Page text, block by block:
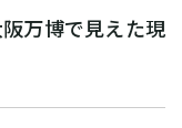
万博で見えた現